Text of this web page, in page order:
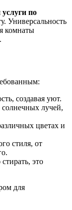
по
Универсальность
комнаты
создавая уют.
лучей,
цветах и
стиля, от
это
для